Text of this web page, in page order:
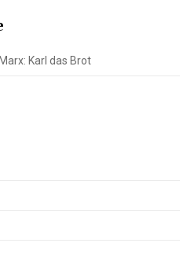
Karl das Brot